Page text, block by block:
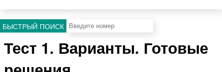
БЫСТРЫЙ ПОИСК
Тест 1. Варианты. Готовые